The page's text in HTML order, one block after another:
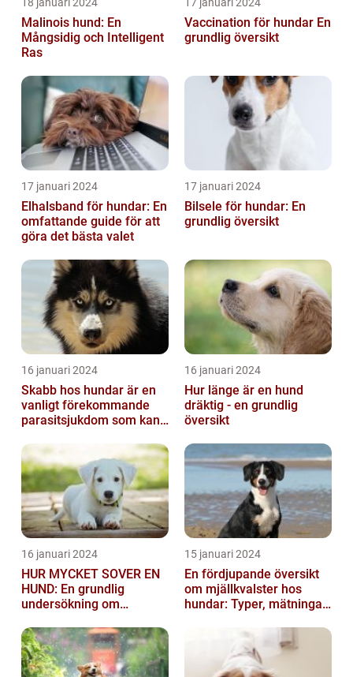
Malinois hund: En
Mångsidig och Intelligent
Ras
Vaccination för hundar En
grundlig översikt
17 januari 2024
Elhalsband för hundar: En
omfattande guide för att
göra det bästa valet
17 januari 2024
Bilsele för hundar: En
grundlig översikt
16 januari 2024
Skabb hos hundar är en
vanligt förekommande
parasitsjukdom som kan
och smittsa...
16 januari 2024
Hur länge är en hund
dräktig - en grundlig
översikt
16 januari 2024
HUR MYCKET SOVER EN
HUND: En grundlig
undersökning om
15 januari 2024
En fördjupande översikt
om mjällkvalster hos
hundar: Typer, mätningar